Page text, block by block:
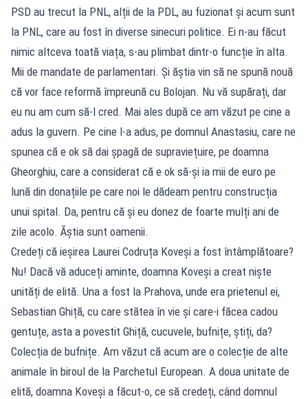
PSD au trecut la PNL, alții de la PDL, au fuzionat și acum sunt
la PNL, care au fost în diverse sinecuri politice. Ei n-au făcut
nimic altceva toată viața, s-au plimbat dintr-o funcție în alta.
Mii de mandate de parlamentari. Și ăștia vin să ne spună nouă
că vor face reformă împreună cu Bolojan. Nu vă supărați, dar
eu nu am cum să-l cred. Mai ales după ce am văzut pe cine a
adus la guvern. Pe cine l-a adus, pe domnul Anastasiu, care ne
spunea că e ok să dai șpagă de supraviețuire, pe doamna
Gheorghiu, care a considerat că e ok să-și ia mii de euro pe
lună din donațiile pe care noi le dădeam pentru construcția
unui spital. Da, pentru că și eu donez de foarte mulți ani de
zile acolo. Ăștia sunt oamenii.
Credeți că ieșirea Laurei Codruța Koveși a fost întâmplătoare?
Nu! Dacă vă aduceți aminte, doamna Koveși a creat niște
unități de elită. Una a fost la Prahova, unde era prietenul ei,
Sebastian Ghiță, cu care stătea în vie și care-i făcea cadou
gentuțe, asta a povestit Ghiță, cucuvele, bufnițe, știți, da?
Colecția de bufnițe. Am văzut că acum are o colecție de alte
animale în biroul de la Parchetul European. A doua unitate de
elită, doamna Koveși a făcut-o, ce să credeți, când domnul